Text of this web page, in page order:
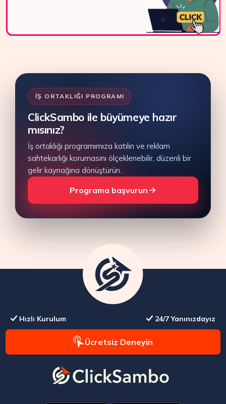
İŞ ORTAKLIĞI PROGRAMI
ClickSambo ile büyümeye hazır
mısınız?
İş ortaklığı programımıza katılın ve reklam
sahtekarlığı korumasını ölçeklenebilir, düzenli bir
gelir kaynağına dönüştürün.
Programa başvurun
Hızlı Kurulum 24/7 Yanınızdayız
Ücretsiz Deneyin